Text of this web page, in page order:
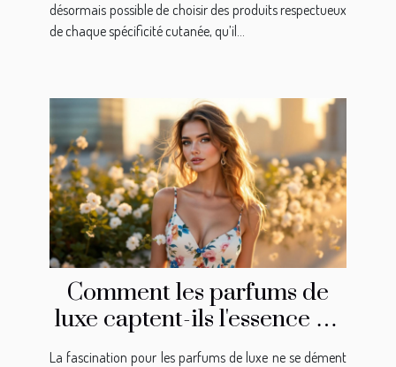
désormais possible de choisir des produits respectueux
de chaque spécificité cutanée, qu’il...
Comment les parfums de
luxe captent-ils l'essence de
la féminité moderne ?
La fascination pour les parfums de luxe ne se dément